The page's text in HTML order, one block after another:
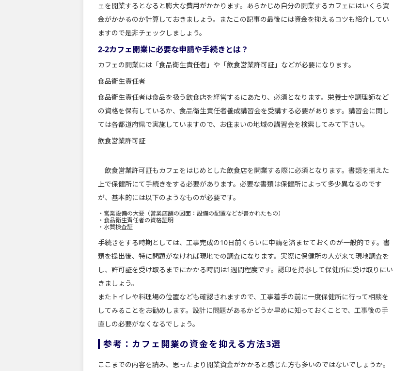
ェを開業するとなると膨大な費用がかかります。あらかじめ自分の開業するカフェにはいくら資
金がかかるのか計算しておきましょう。またこの記事の最後には資金を抑えるコツも紹介してい
ますので是非チェックしましょう。
2-2カフェ開業に必要な申請や手続きとは？
カフェの開業には「食品衛生責任者」や「飲食営業許可証」などが必要になります。
食品衛生責任者
食品衛生責任者は食品を扱う飲食店を経営するにあたり、必須となります。栄養士や調理師など
の資格を保有しているか、食品衛生責任者養成講習会を受講する必要があります。講習会に関し
ては各都道府県で実施していますので、お住まいの地域の講習会を検索してみて下さい。
飲食営業許可証
飲食営業許可証もカフェをはじめとした飲食店を開業する際に必須となります。書類を揃えた
上で保健所にて手続きをする必要があります。必要な書類は保健所によって多少異なるのです
が、基本的には以下のようなものが必要です。
・営業設備の大要（営業店舗の図面：設備の配置などが書かれたもの）
・食品衛生責任者の資格証明
・水質検査証
手続きをする時期としては、工事完成の10日前くらいに申請を済ませておくのが一般的です。書
類を提出後、特に問題がなければ現地での調査になります。実際に保健所の人が来て現地調査を
し、許可証を受け取るまでにかかる時間は1週間程度です。認印を持参して保健所に受け取りにい
きましょう。
またトイレや料理場の位置なども確認されますので、工事着手の前に一度保健所に行って相談を
してみることをお勧めします。設計に問題があるかどうか早めに知っておくことで、工事後の手
直しの必要がなくなるでしょう。
参考：カフェ開業の資金を抑える方法3選
ここまでの内容を読み、思ったより開業資金がかかると感じた方も多いのではないでしょうか。